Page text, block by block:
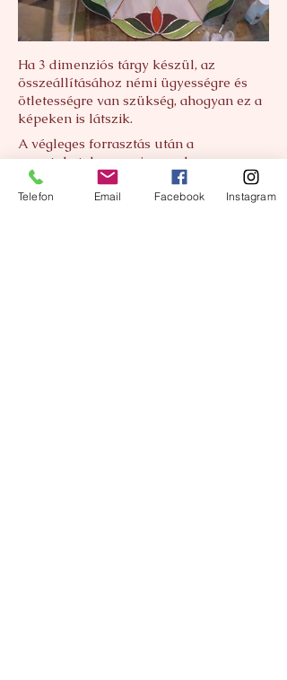
Ha 3 dimenziós tárgy készül, az
összeállításához némi ügyességre és
ötletességre van szükség, ahogyan ez a
képeken is látszik.
A végleges forrasztás után a
varratokat durva szivaccsal
átdörzsölöm, patinával lekenem, majd
alapos mosás és szárazra törlés után
Telefon Email Facebook Instagram